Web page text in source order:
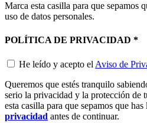
Marca esta casilla para que sepamos
uso de datos personales.
POLÍTICA DE PRIVACIDAD *
He leído y acepto el Aviso de
Queremos que estés tranquilo
serio la privacidad y la protección de
esta casilla para que sepamos que has
privacidad antes de continuar.